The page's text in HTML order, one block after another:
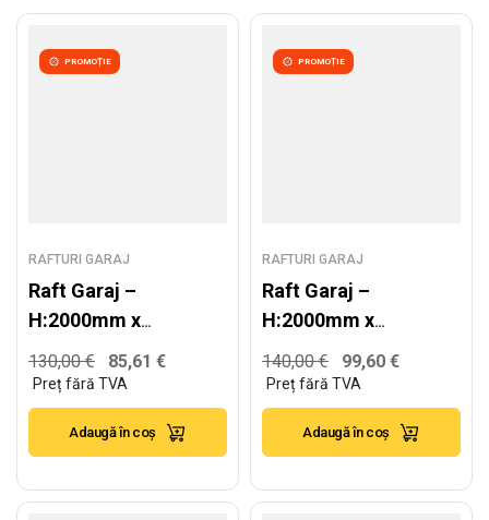
PROMOȚIE
RAFTURI GARAJ
Raft Garaj –
H:2000mm x
L:1020mm x
W:600mm,
200kg/nivel
130,00€ 85,61 €
Adaugă în coș
PROMOȚIE
RAFTURI GARAJ
Raft Garaj –
H:2000mm x
L:1320mm x
W:600mm,
250kg/nivel
140,00€ 99,60 €
Adaugă în coș